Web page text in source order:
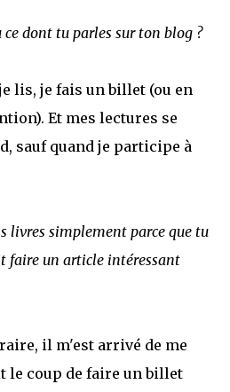
dont tu parles sur ton blog ?
lis, je fais un billet (ou en
Et mes lectures se
sauf quand je participe à
livres simplement parce que tu
faire un article intéressant
il m'est arrivé de me
le coup de faire un billet